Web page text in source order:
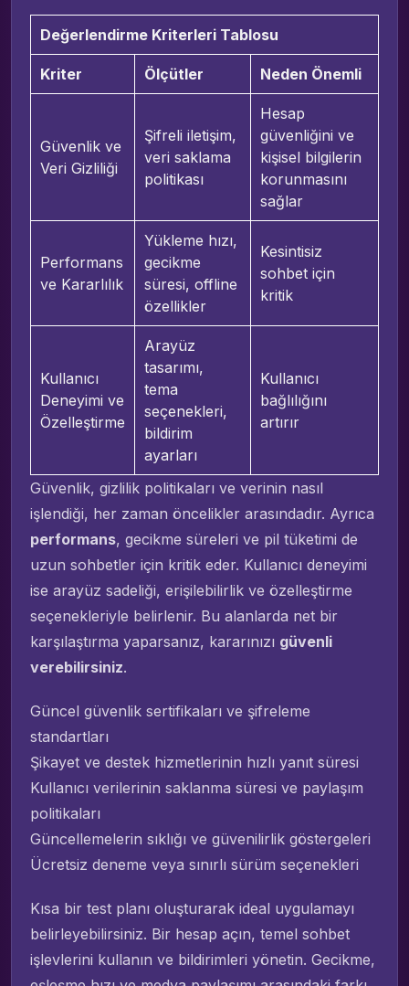
Değerlendirme Kriterleri Tablosu
Kriter Ölçütler Neden Önemli
Güvenlik ve
Veri Gizliliği
Şifreli iletişim,
veri saklama
politikası
Hesap
güvenliğini ve
kişisel bilgilerin
korunmasını
sağlar
Performans
ve Kararlılık
Yükleme hızı,
gecikme
süresi, offline
özellikler
Kesintisiz
sohbet için
kritik
Kullanıcı
Deneyimi ve
Özelleştirme
Arayüz
tasarımı,
tema
seçenekleri,
bildirim
ayarları
Kullanıcı
bağlılığını
artırır
Güvenlik, gizlilik politikaları ve verinin nasıl
işlendiği, her zaman öncelikler arasındadır. Ayrıca
performans, gecikme süreleri ve pil tüketimi de
uzun sohbetler için kritik eder. Kullanıcı deneyimi
ise arayüz sadeliği, erişilebilirlik ve özelleştirme
seçenekleriyle belirlenir. Bu alanlarda net bir
karşılaştırma yaparsanız, kararınızı güvenli
verebilirsiniz.
Güncel güvenlik sertifikaları ve şifreleme
standartları
Şikayet ve destek hizmetlerinin hızlı yanıt süresi
Kullanıcı verilerinin saklanma süresi ve paylaşım
politikaları
Güncellemelerin sıklığı ve güvenilirlik göstergeleri
Ücretsiz deneme veya sınırlı sürüm seçenekleri
Kısa bir test planı oluşturarak ideal uygulamayı
belirleyebilirsiniz. Bir hesap açın, temel sohbet
işlevlerini kullanın ve bildirimleri yönetin. Gecikme,